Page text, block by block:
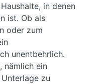
in denen
ist. Ob als
oder zum
unentbehrlich.
nämlich ein
zu